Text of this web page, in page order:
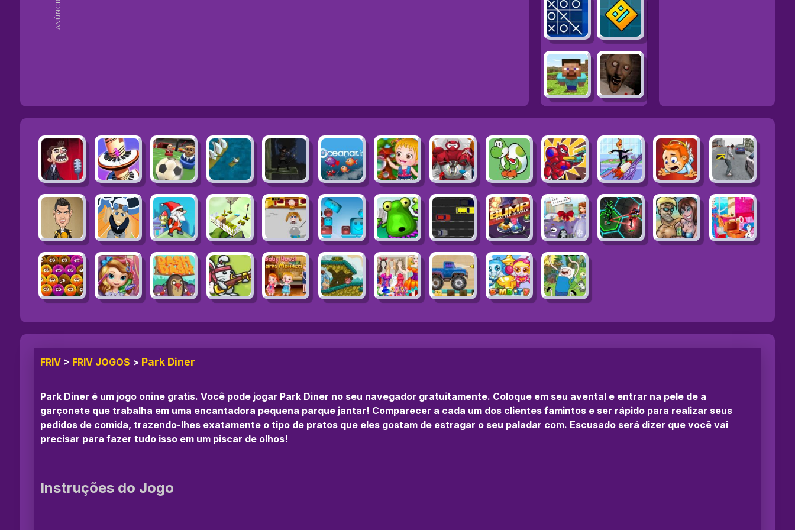
ANÚNCIOS
FRIV > FRIV JOGOS > Park Diner
Park Diner é um jogo onine gratis. Você pode jogar Park Diner no seu navegador gratuitamente. Coloque em seu avental e entrar na pele de a
garçonete que trabalha em uma encantadora pequena parque jantar! Comparecer a cada um dos clientes famintos e ser rápido para realizar seus
pedidos de comida, trazendo-lhes exatamente o tipo de pratos que eles gostam de estragar o seu paladar com. Escusado será dizer que você vai
precisar para fazer tudo isso em um piscar de olhos!
Instruções do Jogo